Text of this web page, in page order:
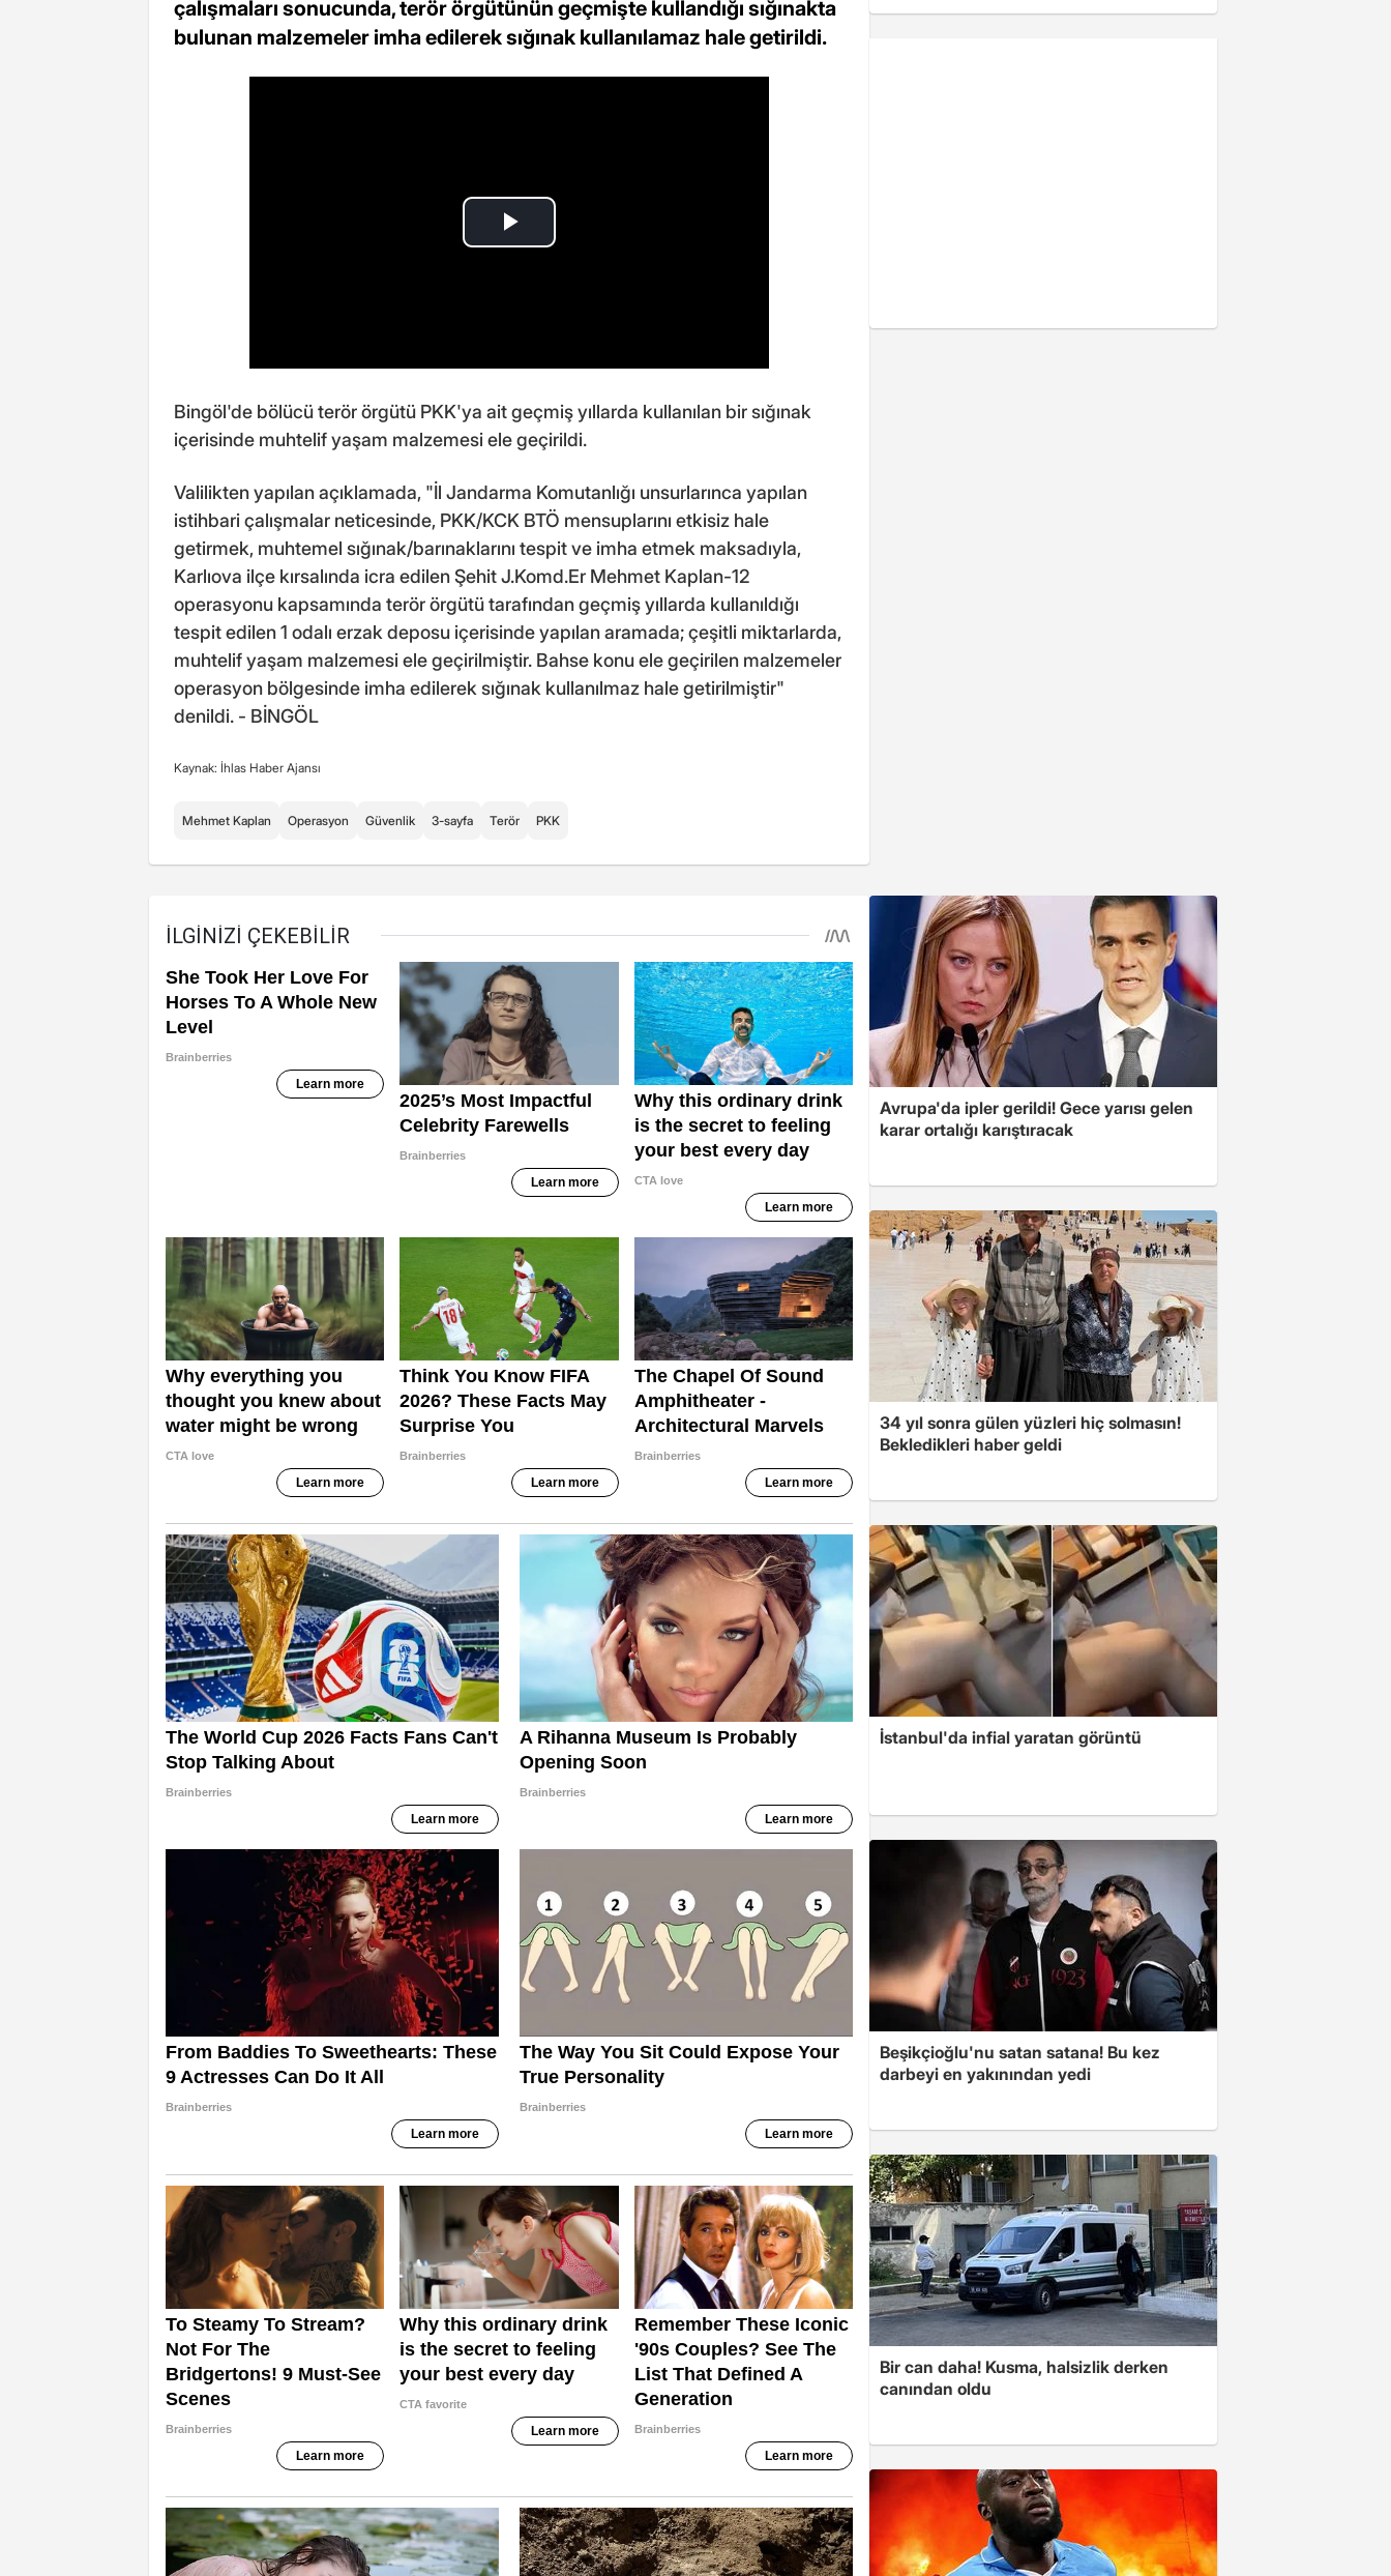
çalışmaları sonucunda, terör örgütünün geçmişte kullandığı sığınakta
bulunan malzemeler imha edilerek sığınak kullanılamaz hale getirildi.
Bingöl'de bölücü terör örgütü PKK'ya ait geçmiş yıllarda kullanılan bir sığınak
içerisinde muhtelif yaşam malzemesi ele geçirildi.
Valilikten yapılan açıklamada, "İl Jandarma Komutanlığı unsurlarınca yapılan
istihbari çalışmalar neticesinde, PKK/KCK BTÖ mensuplarını etkisiz hale
getirmek, muhtemel sığınak/barınaklarını tespit ve imha etmek maksadıyla,
Karlıova ilçe kırsalında icra edilen Şehit J.Komd.Er Mehmet Kaplan-12
operasyonu kapsamında terör örgütü tarafından geçmiş yıllarda kullanıldığı
tespit edilen 1 odalı erzak deposu içerisinde yapılan aramada; çeşitli miktarlarda,
muhtelif yaşam malzemesi ele geçirilmiştir. Bahse konu ele geçirilen malzemeler
operasyon bölgesinde imha edilerek sığınak kullanılmaz hale getirilmiştir"
denildi. - BİNGÖL
Kaynak: İhlas Haber Ajansı
Mehmet Kaplan Operasyon Güvenlik 3-sayfa Terör PKK
Avrupa'da ipler gerildi! Gece yarısı gelen
karar ortalığı karıştıracak
34 yıl sonra gülen yüzleri hiç solmasın!
Bekledikleri haber geldi
İstanbul'da infial yaratan görüntü
Beşikçioğlu'nu satan satana! Bu kez
darbeyi en yakınından yedi
Bir can daha! Kusma, halsizlik derken
canından oldu